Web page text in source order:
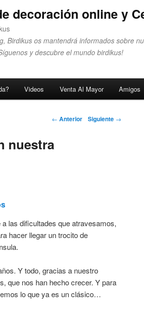
decoración online y
Birdikus os mantendrá informados sobre
y descubre el mundo birdikus!
Videos Venta Al Mayor Amigos
Navegador de
← Anterior Siguiente →
nuestra
las dificultades que atravesamos,
hacer llegar un trocito de
Y todo, gracias a nuestro
que nos han hecho crecer. Y para
lo que ya es un clásico…